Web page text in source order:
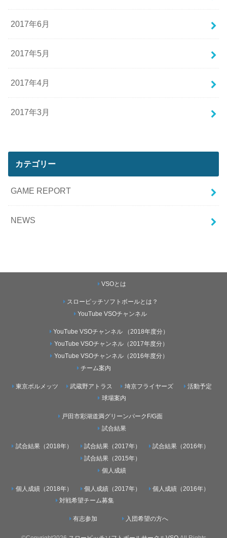
2017年6月
2017年5月
2017年4月
2017年3月
カテゴリー
GAME REPORT
NEWS
VSOとは
スローピッチソフトボールとは？
YouTube VSOチャンネル
YouTube VSOチャンネル （2018年度分）
YouTube VSOチャンネル（2017年度分）
YouTube VSOチャンネル（2016年度分）
チーム案内
東京ボルメッツ 武蔵野アトラス 埼京フライヤーズ
活動予定
球場案内
戸田市彩湖道満グリーンパークF/G面
試合結果
試合結果（2018年） 試合結果（2017年）
試合結果（2016年）
試合結果（2015年）
個人成績
個人成績（2018年） 個人成績（2017年）
個人成績（2016年）
対戦希望チーム募集
有志参加 入団希望の方へ